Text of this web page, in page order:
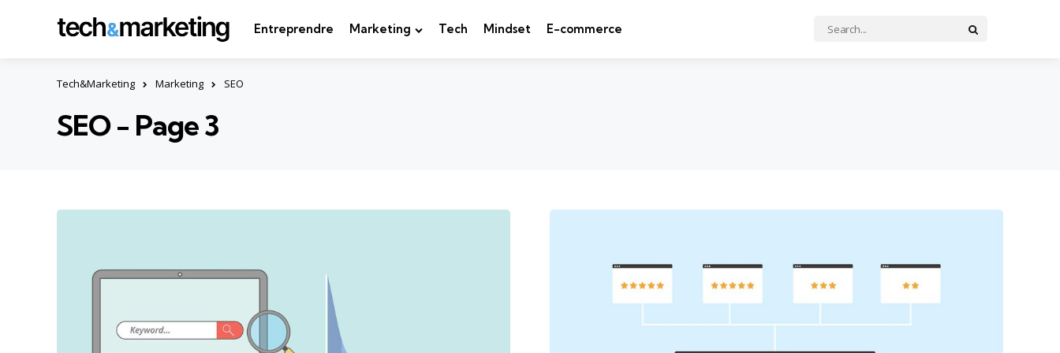
Entreprendre Marketing Tech Mindset E-commerce
Search
for:
Tech&Marketing Marketing SEO
SEO - Page 3